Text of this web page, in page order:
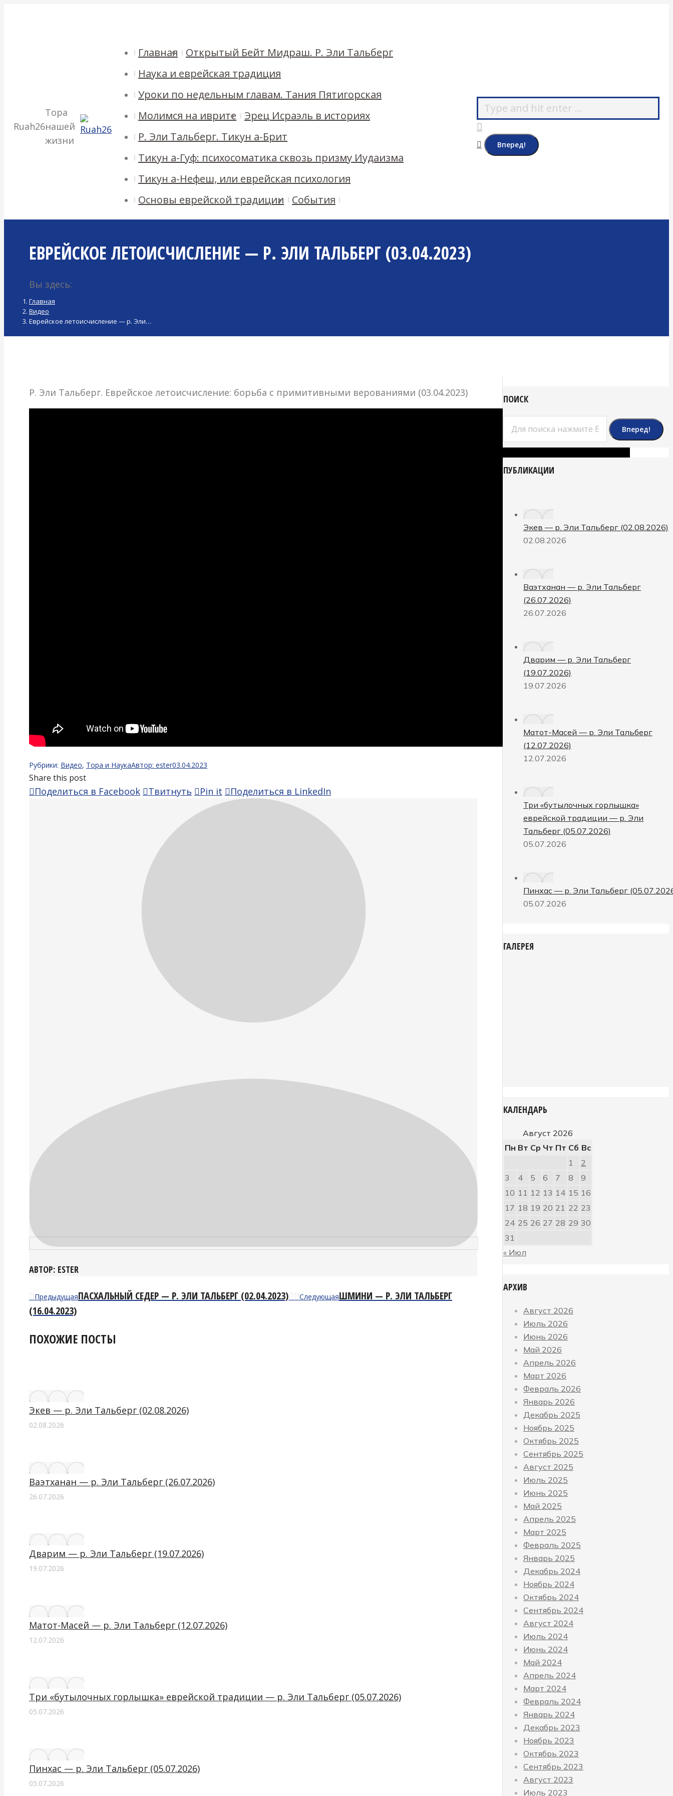
Ruah26
Тора
нашей
жизни
Главная
Открытый Бейт Мидраш. Р. Эли Тальберг
Наука и еврейская традиция
Уроки по недельным главам. Тания Пятигорская
Молимся на иврите
Эрец Исраэль в историях
Р. Эли Тальберг. Тикун а-Брит
Тикун а-Гуф: психосоматика сквозь призму Иудаизма
Тикун а-Нефеш, или еврейская психология
Основы еврейской традиции
События
Поиск:
ЕВРЕЙСКОЕ ЛЕТОИСЧИСЛЕНИЕ — Р. ЭЛИ ТАЛЬБЕРГ (03.04.2023)
Вы здесь:
Главная
Видео
Еврейское летоисчисление — р. Эли…
Р. Эли Тальберг. Еврейское летоисчисление: борьба с примитивными верованиями (03.04.2023)
Рубрики: Видео, Тора и НаукаАвтор: ester03.04.2023
Share this post
Поделиться в FacebookПоделиться
Твитнуть Поделиться
Twitter
Pin it Поделиться
в
Поделиться в LinkedIn
АВТОР: ESTER
НАВИГАЦИЯ
ПО
ЗАПИСЯМ
ПредыдущаяПредыдущая
ПАСХАЛЬНЫЙ СЕДЕР — Р. ЭЛИ ТАЛЬБЕРГ (02.04.2023) СледующаяСледующая
ШМИНИ — Р. ЭЛИ ТАЛЬБЕРГ
(16.04.2023)
ПОХОЖИЕ ПОСТЫ
Экев — р. Эли Тальберг (02.08.2026)
02.08.2026
Ваэтханан — р. Эли Тальберг (26.07.2026)
26.07.2026
Дварим — р. Эли Тальберг (19.07.2026)
19.07.2026
Матот-Масей — р. Эли Тальберг (12.07.2026)
12.07.2026
Три «бутылочных горлышка» еврейской традиции — р. Эли Тальберг (05.07.2026)
05.07.2026
Пинхас — р. Эли Тальберг (05.07.2026)
05.07.2026
ПОИСК
ПУБЛИКАЦИИ
Экев — р. Эли Тальберг (02.08.2026)
02.08.2026
Ваэтханан — р. Эли Тальберг
(26.07.2026)
26.07.2026
Дварим — р. Эли Тальберг
(19.07.2026)
19.07.2026
Матот-Масей — р. Эли Тальберг
(12.07.2026)
12.07.2026
Три «бутылочных горлышка»
еврейской традиции — р. Эли
Тальберг (05.07.2026)
05.07.2026
Пинхас — р. Эли Тальберг
05.07.2026
ГАЛЕРЕЯ
КАЛЕНДАРЬ
Август 2026
Пн Вт Ср Чт Пт Сб Вс
1
2
3
4 5 6 7 8
9
10 11 12 13 14 15 16
17 18 19 20 21 22 23
24 25 26 27 28 29 30
31
« Июл
АРХИВ
Август 2026
Июль 2026
Июнь 2026
Май 2026
Апрель 2026
Март 2026
Февраль 2026
Январь 2026
Декабрь 2025
Ноябрь 2025
Октябрь 2025
Сентябрь 2025
Август 2025
Июль 2025
Июнь 2025
Май 2025
Апрель 2025
Март 2025
Февраль 2025
Январь 2025
Декабрь 2024
Ноябрь 2024
Октябрь 2024
Сентябрь 2024
Август 2024
Июль 2024
Июнь 2024
Май 2024
Апрель 2024
Март 2024
Февраль 2024
Январь 2024
Декабрь 2023
Ноябрь 2023
Октябрь 2023
Сентябрь 2023
Август 2023
Июль 2023